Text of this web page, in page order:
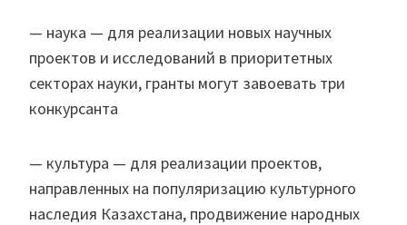
— наука — для реализации новых научных
проектов и исследований в приоритетных
секторах науки, гранты могут завоевать три
конкурсанта
— культура — для реализации проектов,
направленных на популяризацию культурного
наследия Казахстана, продвижение народных